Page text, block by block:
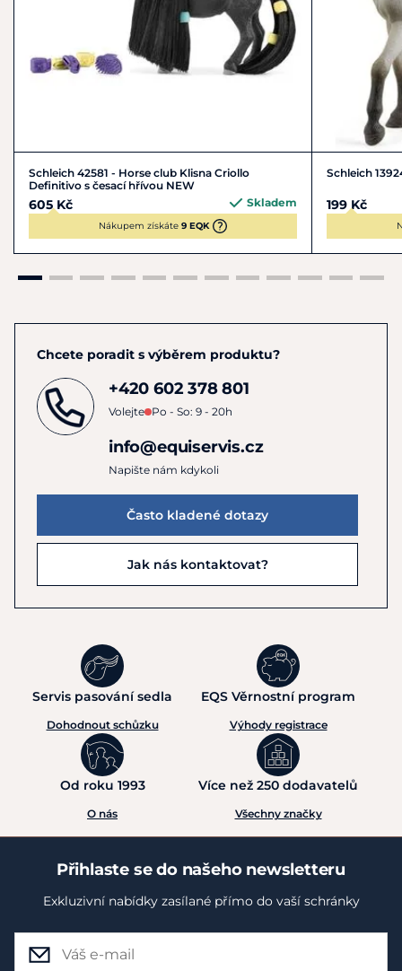
Schleich 42581 - Horse club Klisna Criollo
Definitivo s česací hřívou NEW
605 Kč Skladem
Nákupem získáte 9 EQK
Schleich
199 Kč
Chcete poradit s výběrem produktu?
+420 602 378 801
Volejte Po - So: 9 - 20h
info@equiservis.cz
Napište nám kdykoli
Často kladené dotazy
Jak nás kontaktovat?
Servis pasování sedla
Dohodnout schůzku
EQS Věrnostní program
Výhody registrace
Od roku 1993
O nás
Více než 250 dodavatelů
Všechny značky
Přihlaste se do našeho newsletteru
Exkluzivní nabídky zasílané přímo do vaší schránky